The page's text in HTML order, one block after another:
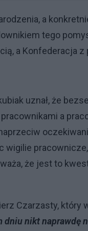
a
tego
a Konfederacja
uznał, że
a
pracownicze,
że jest to
Czarzasty, który
dniu nikt naprawdę